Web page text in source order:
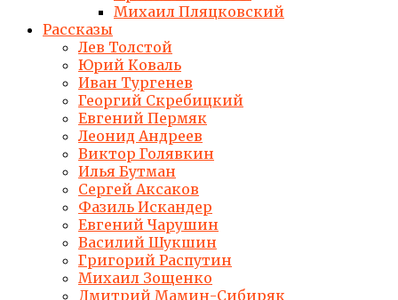
Михаил Пляцковский
Рассказы
Лев Толстой
Юрий Коваль
Иван Тургенев
Георгий Скребицкий
Евгений Пермяк
Леонид Андреев
Виктор Голявкин
Илья Бутман
Сергей Аксаков
Фазиль Искандер
Евгений Чарушин
Василий Шукшин
Григорий Распутин
Михаил Зощенко
Дмитрий Мамин-Сибиряк